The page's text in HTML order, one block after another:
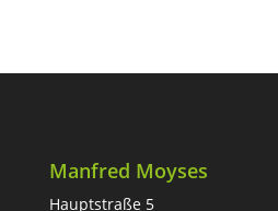
Manfred Moyses
Hauptstraße 5